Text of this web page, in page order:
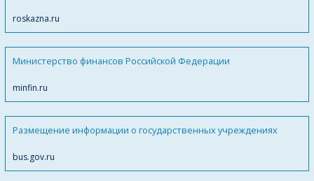
roskazna.ru
Министерство финансов Российской Федерации
minfin.ru
Размещение информации о государственных учреждениях
bus.gov.ru